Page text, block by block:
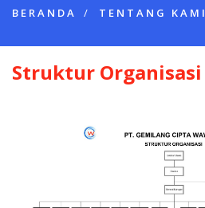
BERANDA TENTANG KAMI
Struktur Organisasi